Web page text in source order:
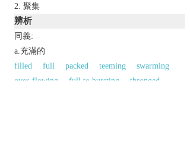
聚集
辨析
同義:
a.充滿的
filled
full packed teeming
swarming
over-flowing
full to bursting
thronged